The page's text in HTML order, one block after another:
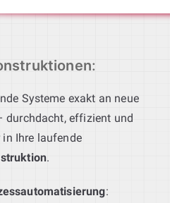
:
Systeme exakt an neue
durchdacht, effizient und
Ihre laufende
.
: